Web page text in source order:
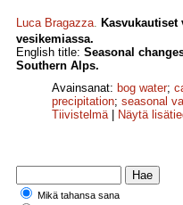
Luca Bragazza.
vesikemiassa.
English title: Seasonal
Southern Alps.
Avainsanat: bog water;
precipitation; seasonal
Tiivistelmä| Näytä
Mikä tahansa sana